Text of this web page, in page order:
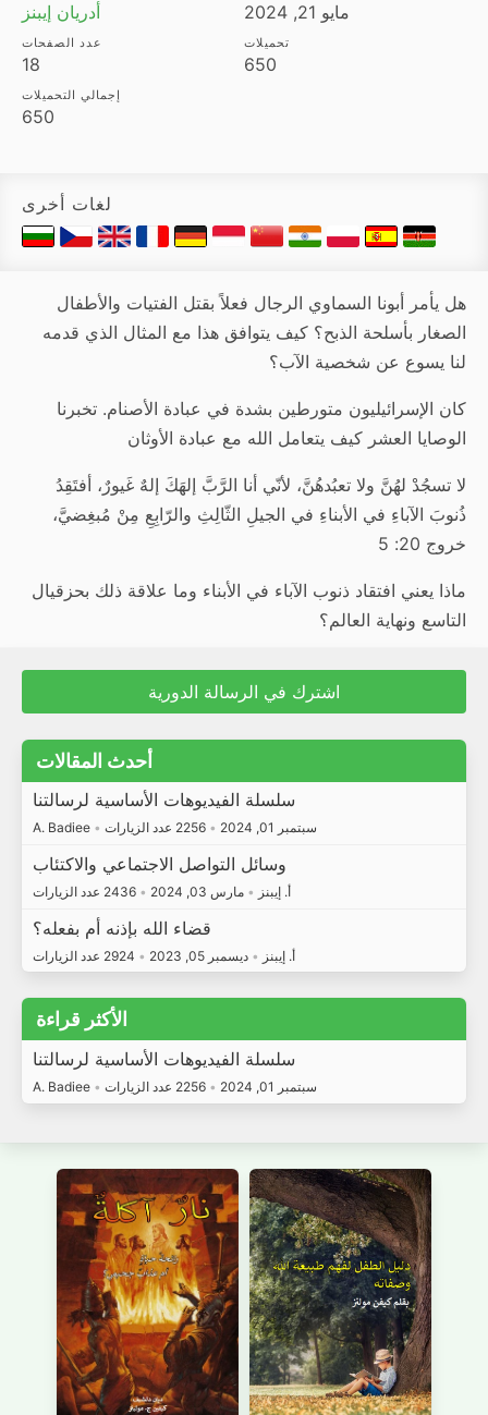
أدريان إيبنز مايو 21, 2024
عدد الصفحات
18
تحميلات
650
إجمالي التحميلات
650
لغات أخرى
هل يأمر أبونا السماوي الرجال فعلاً بقتل الفتيات والأطفال
الصغار بأسلحة الذبح؟ كيف يتوافق هذا مع المثال الذي قدمه
لنا يسوع عن شخصية الآب؟
كان الإسرائيليون متورطين بشدة في عبادة الأصنام. تخبرنا
الوصايا العشر كيف يتعامل الله مع عبادة الأوثان
لا تسجُدْ لهُنَّ ولا تعبُدهُنَّ، لأنّي أنا الرَّبَّ إلهَكَ إلهٌ غَيورٌ، أفتَقِدُ
ذُنوبَ الآباءِ في الأبناءِ في الجيلِ الثّالِثِ والرّابِعِ مِنْ مُبغِضيَّ،
خروج 20: 5
ماذا يعني افتقاد ذنوب الآباء في الأبناء وما علاقة ذلك بحزقيال
التاسع ونهاية العالم؟
اشترك في الرسالة الدورية
أحدث المقالات
سلسلة الفيديوهات الأساسية لرسالتنا
A. Badiee • سبتمبر 01, 2024 • 2256 عدد الزيارات
وسائل التواصل الاجتماعي والاكتئاب
أ. إيبنز • مارس 03, 2024 • 2436 عدد الزيارات
قضاء الله بإذنه أم بفعله؟
أ. إيبنز • ديسمبر 05, 2023 •
الأكثر قراءة
سلسلة الفيديوهات الأساسية لرسالتنا
A. Badiee • سبتمبر 01, 2024 • 2256 عدد الزيارات